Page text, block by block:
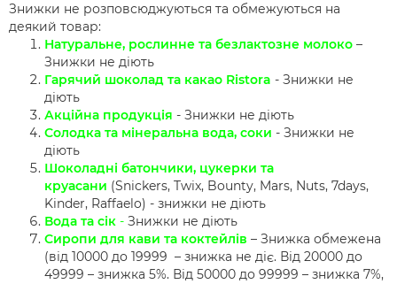
Знижки не розповсюджуються та обмежуються на
деякий товар:
Натуральне, рослинне та безлактозне молоко –
Знижки не діють
Гарячий шоколад та какао Ristora - Знижки не
діють
Акційна продукція - Знижки не діють
Солодка та мінеральна вода, соки - Знижки не
діють
Шоколадні батончики, цукерки та
круасани (Snickers, Twix, Bounty, Mars, Nuts, 7days,
Kinder, Raffaelo) - знижки не діють
Вода та сік - Знижки не діють
Сиропи для кави та коктейлів – Знижка обмежена
(від 10000 до 19999 – знижка не діє. Від 20000 до
49999 – знижка 5%. Від 50000 до 99999 – знижка 7%,